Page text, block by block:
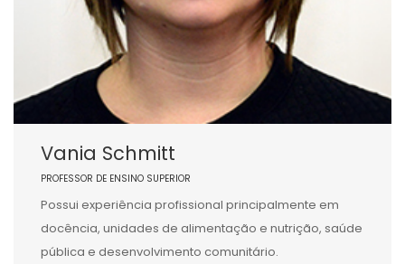
Vania Schmitt
PROFESSOR DE ENSINO SUPERIOR
Possui experiência profissional principalmente em
docência, unidades de alimentação e nutrição, saúde
pública e desenvolvimento comunitário.